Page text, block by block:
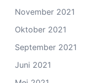
November 2021
Oktober 2021
September 2021
Juni 2021